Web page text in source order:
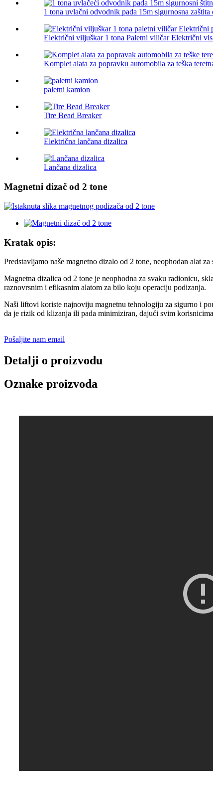
1 tona uvlačni odvodnik pada 15m sigurnosna zaštita
Električni viljuškar 1 tona Paletni viličar Električni
Komplet alata za popravku automobila za teška
paletni kamion
Tire Bead Breaker
Električna lančana dizalica
Lančana dizalica
Magnetni dizač od 2 tone
Kratak opis:
Predstavljamo naše magnetno dizalo od 2 tone, neophodan alat
Magnetna dizalica od 2 tone je neophodna za svaku radionicu,
raznovrsnim i efikasnim alatom za bilo koju operaciju podizanja.
Naši liftovi koriste najnoviju magnetnu tehnologiju za sigurno i
da je rizik od klizanja ili pada minimiziran, dajući svim
Pošaljite nam email
Detalji o proizvodu
Oznake proizvoda